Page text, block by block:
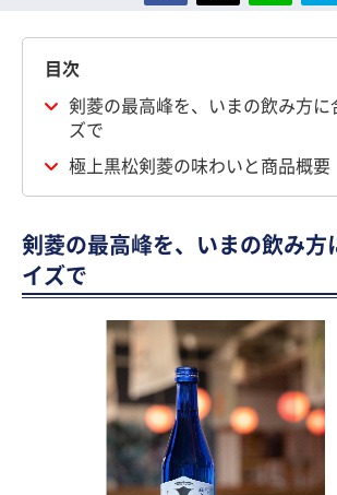
目次
剣菱の最高峰を、いまの飲み方に
ズで
極上黒松剣菱の味わいと商品概要
剣菱の最高峰を、いまの飲み方
イズで